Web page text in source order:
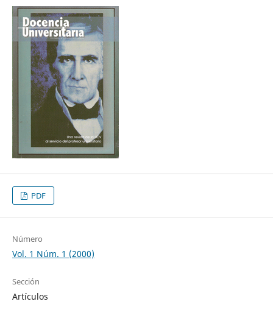
PDF
Número
Vol. 1 Núm. 1 (2000)
Sección
Artículos